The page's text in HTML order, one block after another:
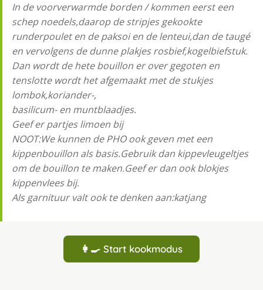
In de voorverwarmde borden / kommen eerst een
schep noedels,daarop de stripjes gekookte
runderpoulet en de paksoi en de lenteui,dan de taugé
en vervolgens de dunne plakjes rosbief,kogelbiefstuk.
Dan wordt de hete bouillon er over gegoten en
tenslotte wordt het afgemaakt met de stukjes
lombok,koriander-,
basilicum- en muntblaadjes.
Geef er partjes limoen bij
NOOT:We kunnen de PHO ook geven met een
kippenbouillon als basis.Gebruik dan kippevleugeltjes
om de bouillon te maken.Geef er dan ook blokjes
kippenvlees bij.
Als garnituur valt ook te denken aan:katjang
👩‍🍳 Start kookmodus